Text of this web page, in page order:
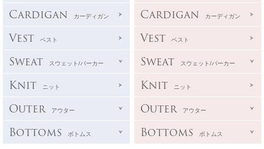
Cardigan カーディガン
Vest ベスト
Sweat スウェット/パーカー
Knit ニット
Outer アウター
Bottoms ボトムス
Cardigan カーディガン
Vest ベスト
Sweat スウェット/パーカー
Knit ニット
Outer アウター
Bottoms ボトムス